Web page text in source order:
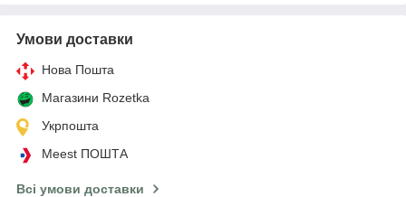
Умови доставки
Нова Пошта
Магазини Rozetka
Укрпошта
Meest ПОШТА
Всі умови доставки